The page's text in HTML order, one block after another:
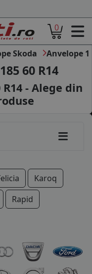
COMPANII
0
Skoda Anvelope
60 R14
- Alege din
Karoq
Rapid